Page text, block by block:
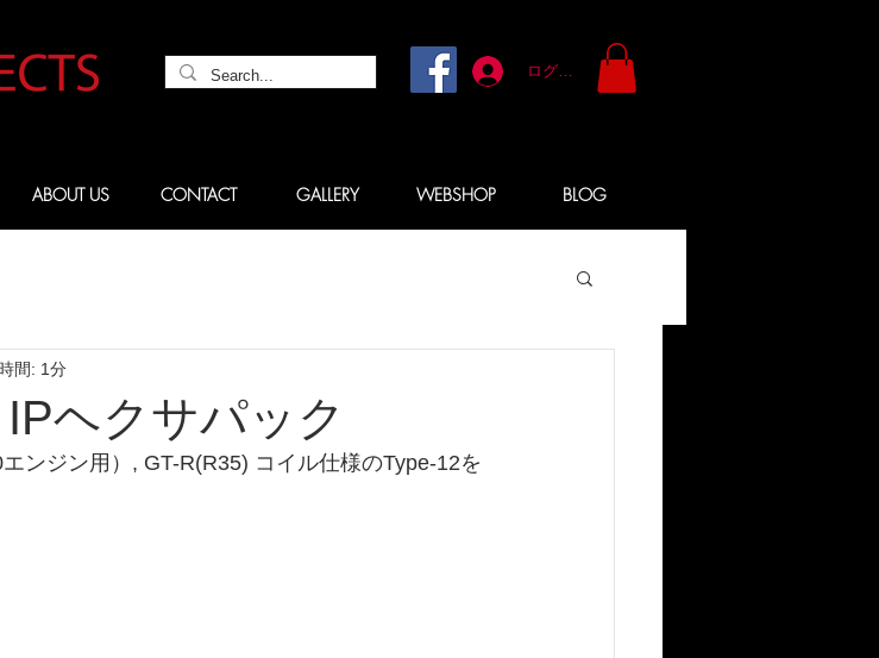
ログイン
ABOUT US CONTACT GALLERY WEBSHOP BLOG
ヘクサパック
間: 1分
ンジン用）, GT-R(R35) コイル仕様のType-12を